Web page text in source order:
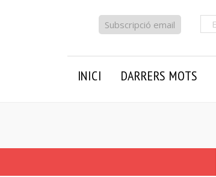
Subscripció email
INICI DARRERS MOTS